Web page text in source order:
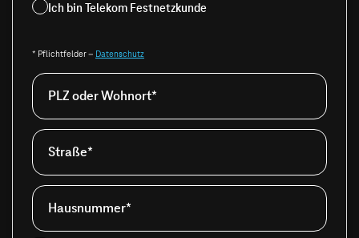
Ich bin Telekom Festnetzkunde
* Pflichtfelder – Datenschutz
PLZ oder Wohnort*
Straße*
Hausnummer*